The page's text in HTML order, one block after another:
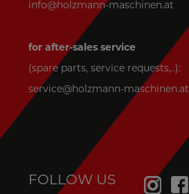
info@holzmann-maschinen.at
for after-sales service
(spare parts, service requests,..):
service@holzmann-maschinen.at
FOLLOW US